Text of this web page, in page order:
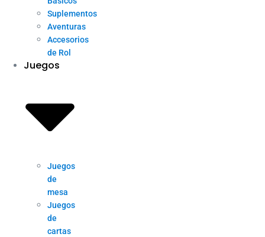
Suplementos
Aventuras
Accesorios
de Rol
Juegos
Juegos
de
mesa
Juegos
de
cartas